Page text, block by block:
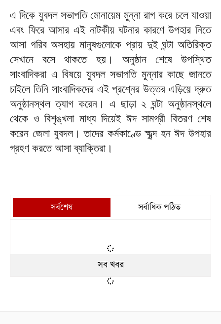
এ দিকে যুবদল সভাপতি মোনায়েম মুন্না রাগ করে চলে যাওয়া
এবং ফিরে আসার এই নাটকীয় ঘটনার কারণে উপহার নিতে
আসা গরিব অসহায় মানুষগুলোকে প্রায় দুই ঘন্টা অতিরিক্ত
সেখানে বসে থাকতে হয়। অনুষ্ঠান শেষে উপস্থিত
সাংবাদিকরা এ বিষয়ে যুবদল সভাপতি মুন্নার কাছে জানতে
চাইলে তিনি সাংবাদিকদের এই প্রশ্নের উত্তর এড়িয়ে দ্রুত
অনুষ্ঠানস্থল ত্যাগ করেন। এ ছাড়া ২ ঘন্টা অনুষ্ঠানস্থলে
থেকে ও বিশৃঙ্খলা মাধ্য দিয়েই ঈদ সামগ্রী বিতরণ শেষ
করেন জেলা যুবদল। তাদের কর্মকাণ্ডে ক্ষুব্দ হন ঈদ উপহার
গ্রহণ করতে আসা ব্যাক্তিরা।
সর্বশেষ সর্বাধিক পঠিত
সব খবর